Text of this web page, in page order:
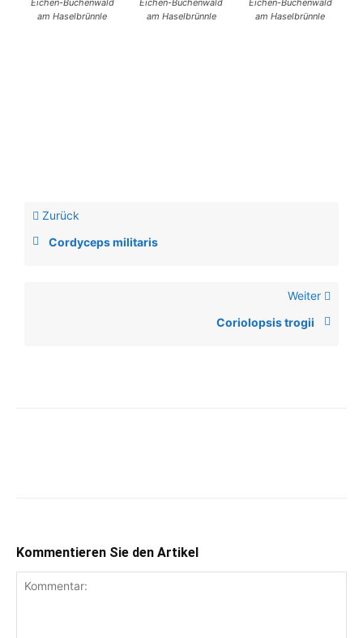
Eichen-Buchenwald
am Haselbrünnle
Eichen-Buchenwald
am Haselbrünnle
Eichen-Buchenwald
am Haselbrünnle
Zurück
Cordyceps militaris
Weiter
Coriolopsis trogii
Kommentieren Sie den Artikel